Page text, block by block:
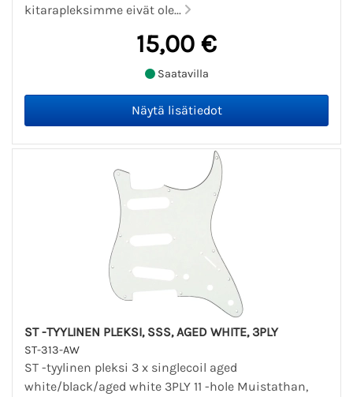
kitarapleksimme eivät ole...
15,00 €
Saatavilla
ST -TYYLINEN PLEKSI, SSS, AGED WHITE, 3PLY
ST-313-AW
ST -tyylinen pleksi 3 x singlecoil aged
white/black/aged white 3PLY 11 -hole Muistathan,